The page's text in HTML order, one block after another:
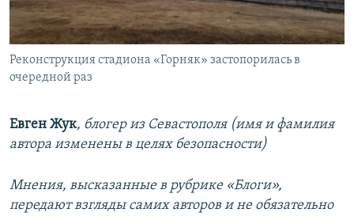
Реконструкция стадиона «Горняк» застопорилась в
очередной раз
Евген Жук, блогер из Севастополя (имя и фамилия
автора изменены в целях безопасности)
Мнения, высказанные в рубрике «Блоги»,
передают взгляды самих авторов и не обязательно